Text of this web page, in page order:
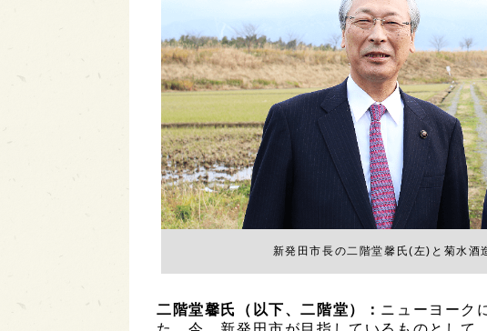
新発田市長の二階堂馨氏(左)と菊水酒
二階堂馨氏（以下、二階堂）： ニューヨーク